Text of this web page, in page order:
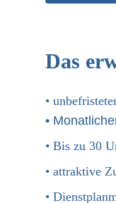
Das
•
•
• Bis zu 30
• attraktive
•